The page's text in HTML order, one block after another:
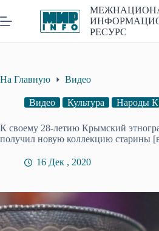
к
сути
РЕСУРС
На Главную Видео
Видео Культура Народы
К своему 28-летию Крымский
получил новую коллекцию старины
16 Дек , 2020